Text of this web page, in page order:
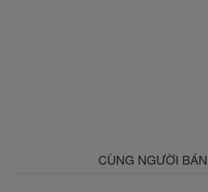
CÙNG NGƯỜI BÁN